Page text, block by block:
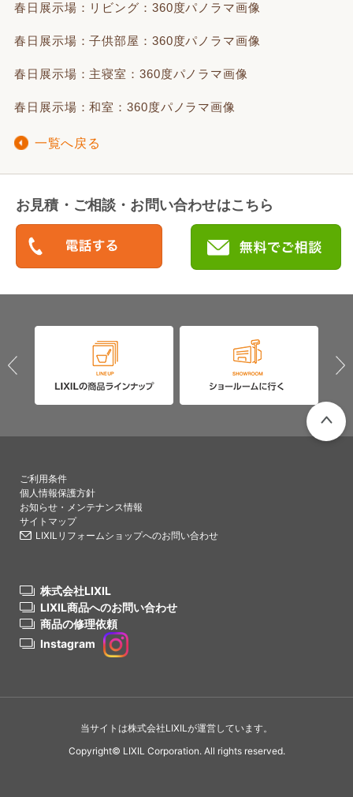
春日展示場：リビング：360度パノラマ画像
春日展示場：子供部屋：360度パノラマ画像
春日展示場：主寝室：360度パノラマ画像
春日展示場：和室：360度パノラマ画像
一覧へ戻る
お見積・ご相談・お問い合わせはこちら
ご利用条件
個人情報保護方針
お知らせ・メンテナンス情報
サイトマップ
LIXILリフォームショップへのお問い合わせ
株式会社LIXIL
LIXIL商品へのお問い合わせ
商品の修理依頼
Instagram
当サイトは株式会社LIXILが運営しています。
Copyright© LIXIL Corporation. All rights reserved.